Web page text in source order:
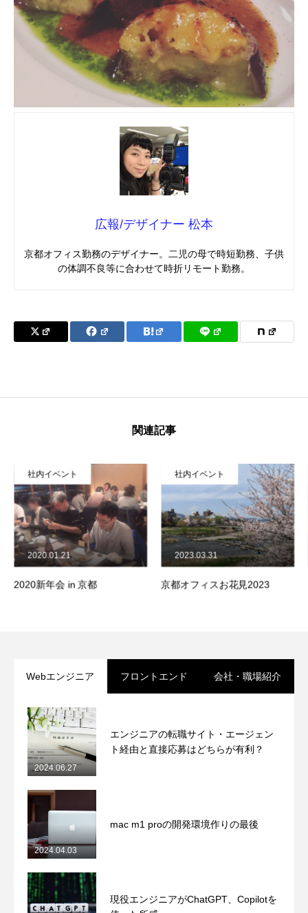
mmjコーポレートサイト
個人情報取扱い方針 サイトマップ
広報/デザイナー 松本
京都オフィス勤務のデザイナー。二児の母で時短勤務、子供
の体調不良等に合わせて時折リモート勤務。
関連記事
社内イベント
2020新年会 in 京都
2020.01.21
社内イベント
京都オフィスお花見2023
2023.03.31
Webエンジニア フロントエンド 会社・職場紹介
エンジニアの転職サイト・エージェン
ト経由と直接応募はどちらが有利？
2024.06.27
mac m1 proの開発環境作りの最後
2024.04.03
現役エンジニアがChatGPT、Copilotを